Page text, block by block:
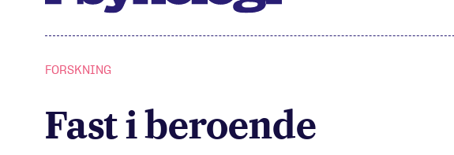
Prenumerera
Klassiska experiment
FORSKNING
Fast i beroende